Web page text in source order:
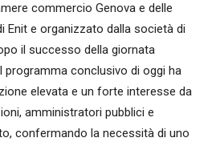
commercio Genova e delle
Enit e organizzato dalla società di
il successo della giornata
programma conclusivo di oggi ha
elevata e un forte interesse da
amministratori pubblici e
confermando la necessità di uno